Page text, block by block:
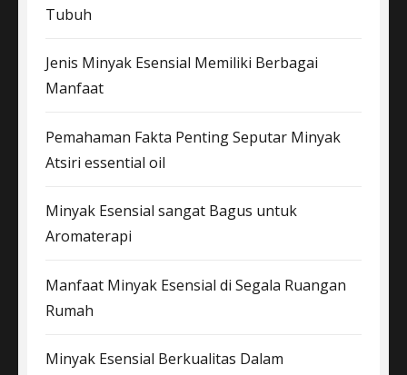
Tubuh
Jenis Minyak Esensial Memiliki Berbagai
Manfaat
Pemahaman Fakta Penting Seputar Minyak
Atsiri essential oil
Minyak Esensial sangat Bagus untuk
Aromaterapi
Manfaat Minyak Esensial di Segala Ruangan
Rumah
Minyak Esensial Berkualitas Dalam